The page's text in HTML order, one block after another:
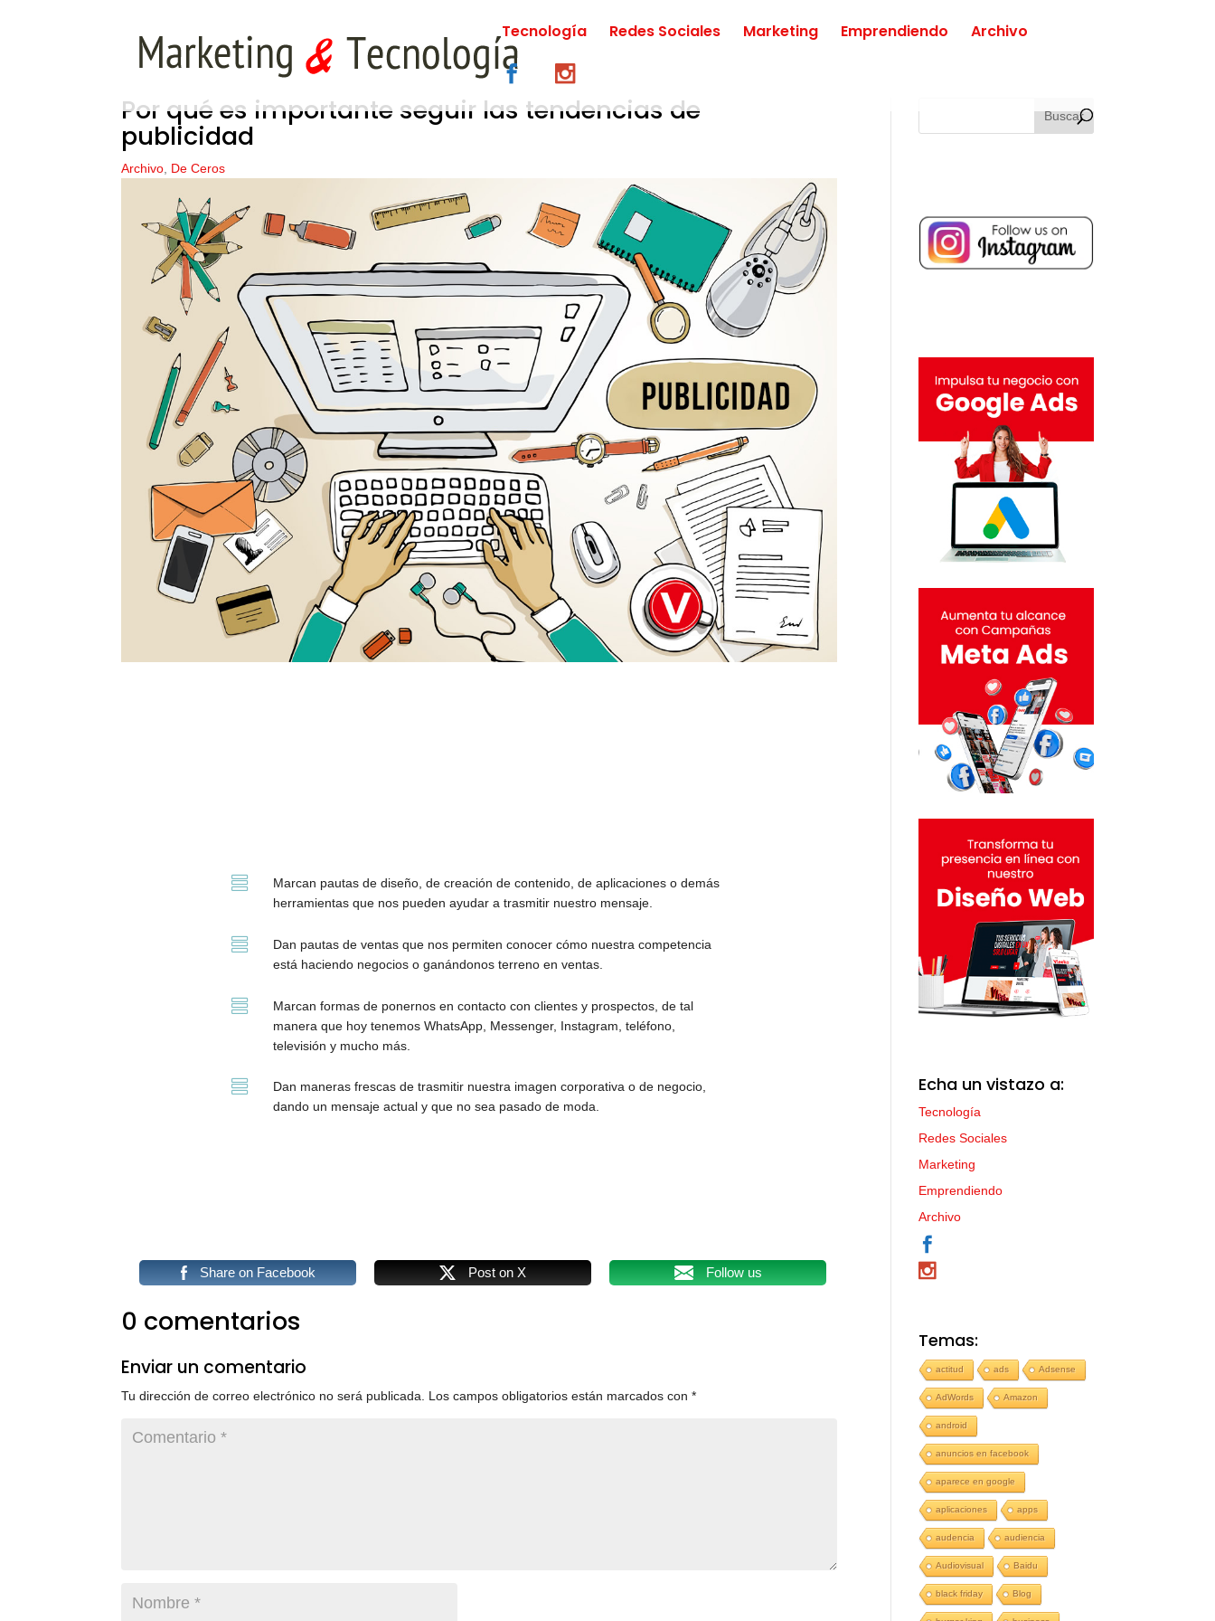
Tecnología Redes Sociales Marketing Emprendiendo Archivo
Por qué es importante seguir las tendencias de
publicidad
Archivo De Ceros

Marcan pautas de diseño, de creación de contenido, de aplicaciones o demás
herramientas que nos pueden ayudar a trasmitir nuestro mensaje.

Dan pautas de ventas que nos permiten conocer cómo nuestra competencia
está haciendo negocios o ganándonos terreno en ventas.

Marcan formas de ponernos en contacto con clientes y prospectos, de tal
manera que hoy tenemos WhatsApp, Messenger, Instagram, teléfono,
televisión y mucho más.

Dan maneras frescas de trasmitir nuestra imagen corporativa o de negocio,
dando un mensaje actual y que no sea pasado de moda.
Share on Facebook Post on X Follow us
0 comentarios
Enviar un comentario
Tu dirección de correo electrónico no será publicada. Los campos obligatorios están marcados con*
Echa un vistazo a:
Tecnología
Redes Sociales
Marketing
Emprendiendo
Archivo
Temas:
actitud ads Adsense
AdWords Amazon
android
anuncios en facebook
aparece en google
aplicaciones apps
audencia audiencia
Audiovisual Baidu
black friday Blog